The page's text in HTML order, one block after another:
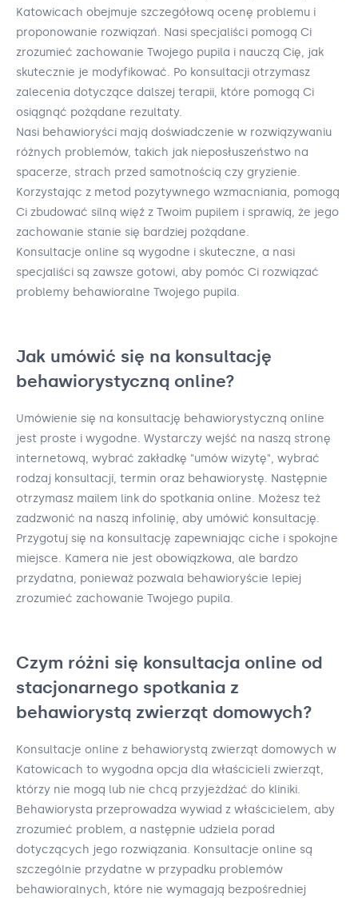
Katowicach obejmuje szczegółową ocenę problemu i
proponowanie rozwiązań. Nasi specjaliści pomogą Ci
zrozumieć zachowanie Twojego pupila i nauczą Cię, jak
skutecznie je modyfikować. Po konsultacji otrzymasz
zalecenia dotyczące dalszej terapii, które pomogą Ci
osiągnąć pożądane rezultaty.
Nasi behawioryści mają doświadczenie w rozwiązywaniu
różnych problemów, takich jak nieposłuszeństwo na
spacerze, strach przed samotnością czy gryzienie.
Korzystając z metod pozytywnego wzmacniania, pomogą
Ci zbudować silną więź z Twoim pupilem i sprawią, że jego
zachowanie stanie się bardziej pożądane.
Konsultacje online są wygodne i skuteczne, a nasi
specjaliści są zawsze gotowi, aby pomóc Ci rozwiązać
problemy behawioralne Twojego pupila.
Jak umówić się na konsultację
behawiorystyczną online?
Umówienie się na konsultację behawiorystyczną online
jest proste i wygodne. Wystarczy wejść na naszą stronę
internetową, wybrać zakładkę "umów wizytę", wybrać
rodzaj konsultacji, termin oraz behawiorystę. Następnie
otrzymasz mailem link do spotkania online. Możesz też
zadzwonić na naszą infolinię, aby umówić konsultację.
Przygotuj się na konsultację zapewniając ciche i spokojne
miejsce. Kamera nie jest obowiązkowa, ale bardzo
przydatna, ponieważ pozwala behawioryście lepiej
zrozumieć zachowanie Twojego pupila.
Czym różni się konsultacja online od
stacjonarnego spotkania z
behawiorystą zwierząt domowych?
Konsultacje online z behawiorystą zwierząt domowych w
Katowicach to wygodna opcja dla właścicieli zwierząt,
którzy nie mogą lub nie chcą przyjeżdżać do kliniki.
Behawiorysta przeprowadza wywiad z właścicielem, aby
zrozumieć problem, a następnie udziela porad
dotyczących jego rozwiązania. Konsultacje online są
szczególnie przydatne w przypadku problemów
behawioralnych, które nie wymagają bezpośredniej